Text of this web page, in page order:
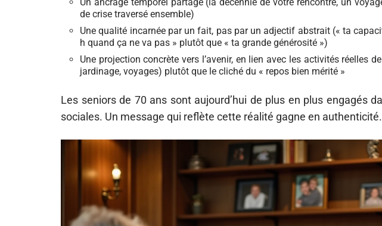
de crise traversé ensemble)
Une qualité incarnée par un fait, pas par un adjectif abstrait (« ta
h quand ça ne va pas » plutôt que « ta grande générosité »)
Une projection concrète vers l’avenir, en lien avec les activités réelles
jardinage, voyages) plutôt que le cliché du « repos bien mérité »
Les seniors de 70 ans sont aujourd’hui de plus en plus engagés
sociales. Un message qui reflète cette réalité gagne en authenticité.